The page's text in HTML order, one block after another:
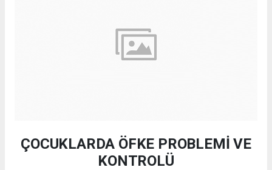
ÇOCUKLARDA ÖFKE PROBLEMİ VE
KONTROLÜ